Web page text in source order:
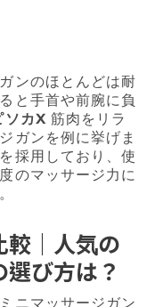
ンのほとんどは耐
と手首や前腕に負
ソカX 筋肉をリラ
ガンを例に挙げま
採用しており、使
のマッサージ力に
較｜人気の
び方は？
ニマッサージガン